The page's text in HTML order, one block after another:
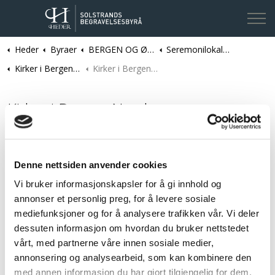
Denne nettsiden anvender cookies
Vi bruker informasjonskapsler for å gi innhold og
annonser et personlig preg, for å levere sosiale
mediefunksjoner og for å analysere trafikken vår. Vi deler
dessuten informasjon om hvordan du bruker nettstedet
vårt, med partnerne våre innen sosiale medier,
annonsering og analysearbeid, som kan kombinere den
med annen informasjon du har gjort tilgjengelig for dem,
Kontakt oss
Heder Byraer BERGEN OG ØYGARDEN | Solstrands Begravelsesbyrå
Seremonilokaler i Bergen og Øygarden kommune
Kirker i Bergen kommune
Kirker i Bergen Nord
Kirker i Bergen Nord
Her finner du en oversikt over kirker i nordre del av Bergen
kommune
Åsane gamle kirke
Åsane nye kirke
Salhus kirke